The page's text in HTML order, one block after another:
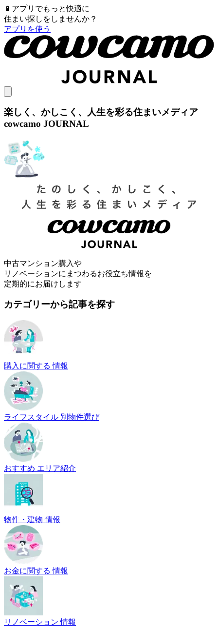
📱 アプリでもっと快適に
住まい探しをしませんか？
アプリを使う
楽しく、かしこく、人生を彩る住まいメディア
cowcamo JOURNAL
中古マンション購入や
リノベーションにまつわるお役立ち情報を
定期的にお届けします
カテゴリーから記事を探す
購入に関する 情報
ライフスタイル 別物件選び
おすすめ エリア紹介
物件・建物 情報
お金に関する 情報
リノベーション 情報